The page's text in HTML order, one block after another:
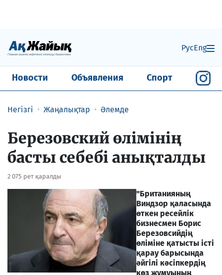
РусEng
Новости Объявления Спорт
Негізгі Жаңалықтар Әлемде
Березовский өлімінің
басты себебі анықталды
2 075 рет қаралды
"Британияның
Виндзор қаласында
өткен ресейлік
бизнесмен Борис
Березовсийдің
өліміне қатысты істі
қарау барысында
әйгілі кәсіпкердің
көз жұмуының